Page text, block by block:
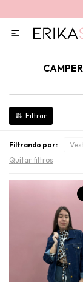

Filtrando por:
Quitar filtros